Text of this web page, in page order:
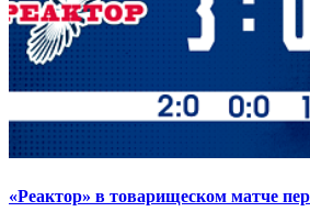
«Реактор» в товарищеском матче